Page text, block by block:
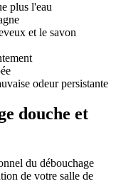
plus l'eau
et le savon
odeur persistante
douche et
du débouchage
de votre salle de